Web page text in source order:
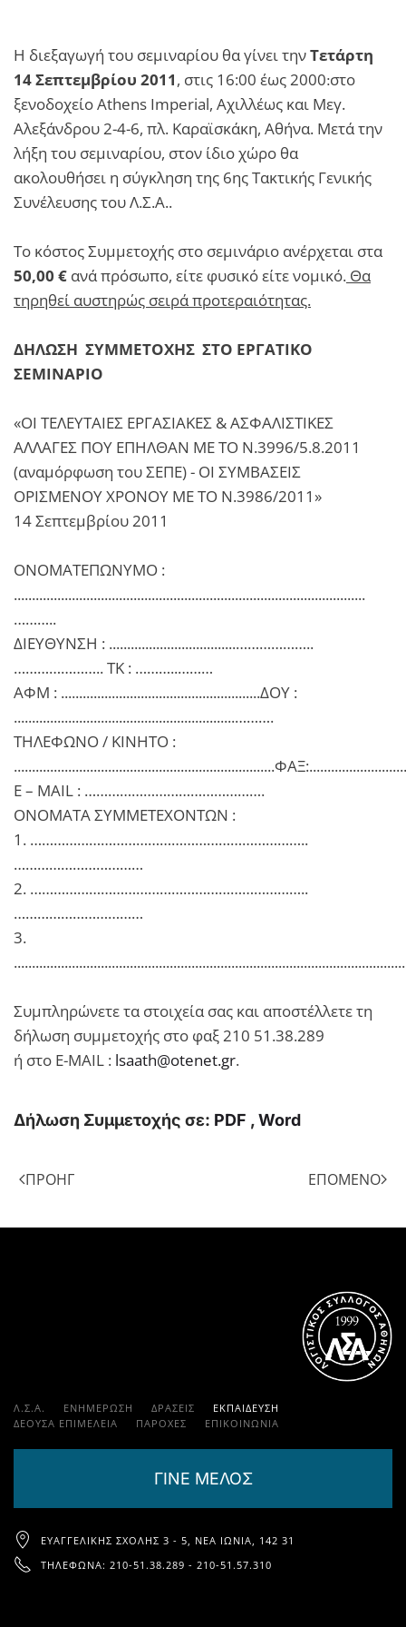
Η διεξαγωγή του σεμιναρίου θα γίνει τηνΤετάρτη
14 Σεπτεμβρίου 2011, στις 16:00 έως 20׃00 στο
ξενοδοχείο Athens Imperial, Αχιλλέως και Μεγ.
Αλεξάνδρου 2-4-6, πλ. Καραϊσκάκη, Αθήνα. Μετά την
λήξη του σεμιναρίου, στον ίδιο χώρο θα
ακολουθήσει η σύγκληση της 6ης Τακτικής Γενικής
Συνέλευσης του Λ.Σ.Α..
Το κόστος Συμμετοχής στο σεμινάριο ανέρχεται στα
50,00 € ανά πρόσωπο, είτε φυσικό είτε νομικό. Θα
τηρηθεί αυστηρώς σειρά προτεραιότητας.
ΔΗΛΩΣΗ ΣΥΜΜΕΤΟΧΗΣ ΣΤΟ ΕΡΓΑΤΙΚΟ
ΣΕΜΙΝΑΡΙΟ
«ΟΙ ΤΕΛΕΥΤΑΙΕΣ ΕΡΓΑΣΙΑΚΕΣ & ΑΣΦΑΛΙΣΤΙΚΕΣ
ΑΛΛΑΓΕΣ ΠΟΥ ΕΠΗΛΘΑΝ ΜΕ ΤΟ Ν.3996/5.8.2011
(αναμόρφωση του ΣΕΠΕ) - ΟΙ ΣΥΜΒΑΣΕΙΣ
ΟΡΙΣΜΕΝΟΥ ΧΡΟΝΟΥ ΜΕ ΤΟ Ν.3986/2011»
14 Σεπτεμβρίου 2011
ΟΝΟΜΑΤΕΠΩΝΥΜΟ :
.................................................................................................
………..
ΔΙΕΥΘΥΝΣΗ : ...................................………………..
………………….. ΤΚ : ………..………
ΑΦΜ : .......................................................ΔΟΥ :
.............................................................……….
ΤΗΛΕΦΩΝΟ / ΚΙΝΗΤΟ :
E – MAIL : ……………………………………….
ΟΝΟΜΑΤΑ ΣΥΜΜΕΤΕΧΟΝΤΩΝ :
1. ……………………………………………………………..
……………………………
2. ……………………………………………………………..
……………………………
3.
Συμπληρώνετε τα στοιχεία σας και αποστέλλετε τη
δήλωση συμμετοχής στο φαξ 210 51.38.289
ή στο E-MAIL : lsaath@otenet.gr.
Δήλωση Συμμετοχής σε: PDF ,Word
ΠΡΟΗΓ ΕΠΌΜΕΝΟ
Λ.Σ.Α. ΕΝΗΜΕΡΩΣΗ ΔΡΑΣΕΙΣ
ΕΚΠΑΊΔΕΥΣΗ
ΔΕΟΥΣΑ ΕΠΙΜΕΛΕΙΑ
ΠΑΡΟΧΈΣ ΕΠΙΚΟΙΝΩΝΊΑ
ΓΙΝΕ ΜΕΛΟΣ
ΕΥΑΓΓΕΛΙΚΉΣ ΣΧΟΛΉΣ 3 - 5, ΝΈΑ ΙΩΝΊΑ, 142 31
ΤΗΛΈΦΩΝΑ: 210-51.38.289 - 210-51.57.310